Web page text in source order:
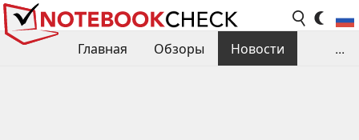
Главная Обзоры
Новости
...